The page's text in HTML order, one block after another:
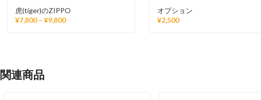
虎(tiger)のZIPPO
¥7,800 – ¥9,800
オプション
¥2,500
関連商品